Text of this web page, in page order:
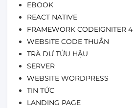
EBOOK
REACT NATIVE
FRAMEWORK CODEIGNITER 4
WEBSITE CODE THUẦN
TRÀ DƯ TỬU HẬU
SERVER
WEBSITE WORDPRESS
TIN TỨC
LANDING PAGE